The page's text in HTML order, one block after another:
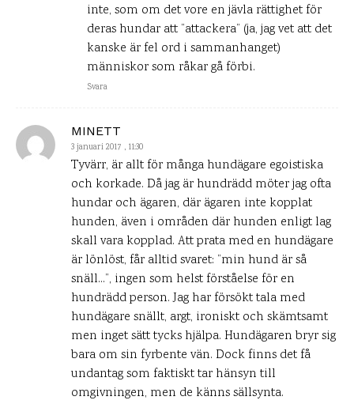
inte, som om det vore en jävla rättighet för
deras hundar att ”attackera” (ja, jag vet att det
kanske är fel ord i sammanhanget)
människor som råkar gå förbi.
Svara
MINETT
3 januari 2017 , 11:30
Tyvärr, är allt för många hundägare egoistiska
och korkade. Då jag är hundrädd möter jag ofta
hundar och ägaren, där ägaren inte kopplat
hunden, även i områden där hunden enligt lag
skall vara kopplad. Att prata med en hundägare
är lönlöst, får alltid svaret: ”min hund är så
snäll…”, ingen som helst förståelse för en
hundrädd person. Jag har försökt tala med
hundägare snällt, argt, ironiskt och skämtsamt
men inget sätt tycks hjälpa. Hundägaren bryr sig
bara om sin fyrbente vän. Dock finns det få
undantag som faktiskt tar hänsyn till
omgivningen, men de känns sällsynta.